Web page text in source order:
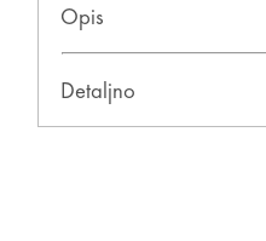
Opis
Detaljno